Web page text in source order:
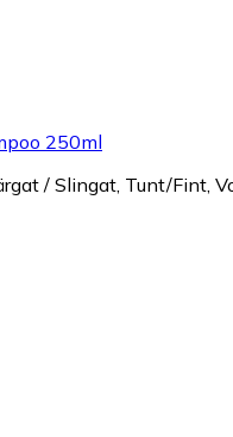
250ml
/ Slingat, Tunt/Fint,